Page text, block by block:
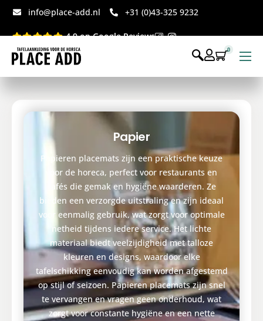
info@place-add.nl +31 (0)43-325 9232
4.9 op Google Reviews
Menukaarten
Disposables webshop
Voor op tafel webshop
0
Papier
Papieren placemats zijn een praktische keuze
voor de horeca, perfect voor restaurants en
cafés die gemak en hygiëne waarderen. Ze
bieden een verzorgde uitstraling en zijn ideaal
voor eenmalig gebruik, wat zorgt voor optimale
netheid tijdens iedere service. Het lichte
materiaal biedt veelzijdigheid met talloze
kleuren en designs, waardoor elke
tafelschikking eenvoudig kan worden afgestemd
op stijl of seizoen. Papieren placemats zijn snel
te vervangen en vragen geen onderhoud, wat
zorgt voor constante hygiëne en een nette